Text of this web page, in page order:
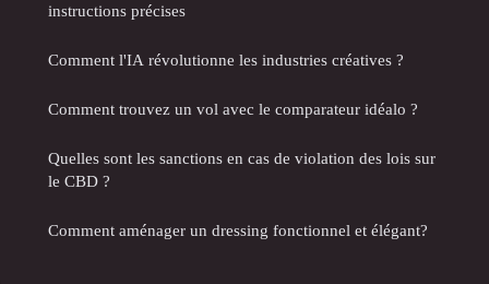
instructions précises
Comment l'IA révolutionne les industries créatives ?
Comment trouvez un vol avec le comparateur idéalo ?
Quelles sont les sanctions en cas de violation des lois sur
le CBD ?
Comment aménager un dressing fonctionnel et élégant?